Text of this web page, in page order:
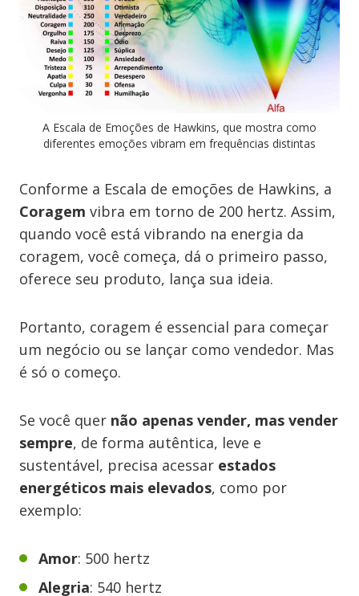
A Escala de Emoções de Hawkins, que mostra como
diferentes emoções vibram em frequências distintas
Conforme a Escala de emoções de Hawkins, a
Coragem vibra em torno de 200 hertz. Assim,
quando você está vibrando na energia da
coragem, você começa, dá o primeiro passo,
oferece seu produto, lança sua ideia.
Portanto, coragem é essencial para começar
um negócio ou se lançar como vendedor. Mas
é só o começo.
Se você quer não apenas vender, mas vender
sempre, de forma autêntica, leve e
sustentável, precisa acessar estados
energéticos mais elevados, como por
exemplo:
Amor: 500 hertz
Alegria: 540 hertz